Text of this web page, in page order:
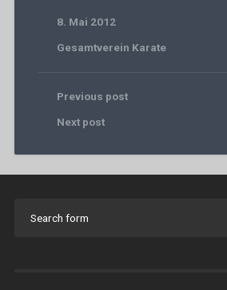
8. Mai 2012
Gesamtverein Karate
Previous post
Next post